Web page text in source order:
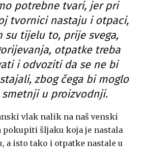
potrebne tvari, jer pri
tvornici nastaju i otpaci,
su tijelu to, prije svega,
otpatke treba
i odvoziti da se ne bi
zbog čega bi moglo
u proizvodnji.
vlak nalik na naš venski
pokupiti šljaku koja je nastala
a isto tako i otpatke nastale u